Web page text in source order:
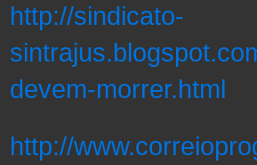
http://sindicato-
devem-morrer.html
http://